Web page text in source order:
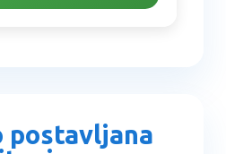
postavljana